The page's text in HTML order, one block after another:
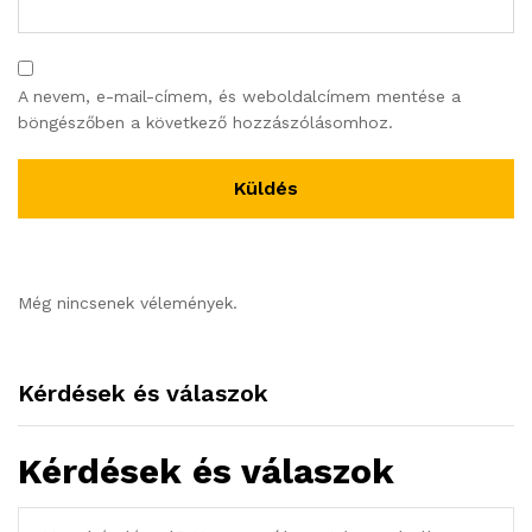
A nevem, e-mail-címem, és weboldalcímem mentése a
böngészőben a következő hozzászólásomhoz.
Még nincsenek vélemények.
Kérdések és válaszok
Kérdések és válaszok